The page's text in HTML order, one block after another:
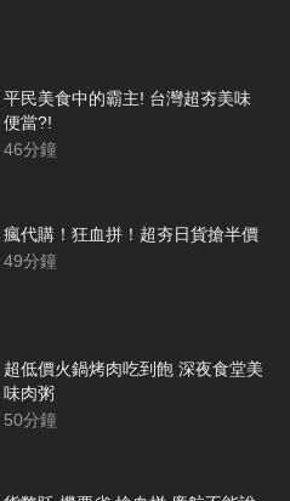
平民美食中的霸主! 台灣超夯美味
便當?!
46分鐘
瘋代購！狂血拼！超夯日貨搶半價
49分鐘
超低價火鍋烤肉吃到飽 深夜食堂美
味肉粥
50分鐘